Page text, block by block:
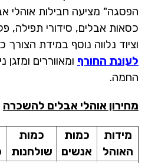
הפסגה" מציעה חבילות אוהלי
כסאות אבלים, סידורי תפילה,
וציוד נלווה נוסף במידת הצורך
לעונת החורף ומאווררים ומזגן
החמה.
מחירון אוהלי אבלים להשכרה
מידות
האוהל
כמות
אנשים
כמות
שולחנות